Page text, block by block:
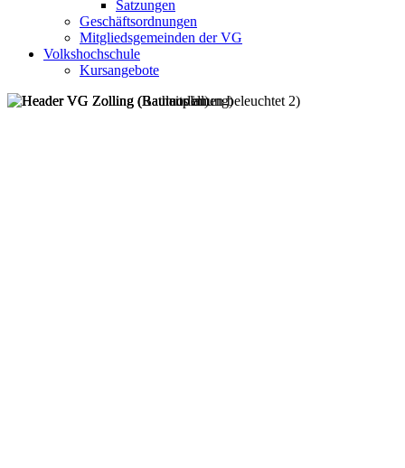
Satzungen
Geschäftsordnungen
Mitgliedsgemeinden der VG
Volkshochschule
Kursangebote